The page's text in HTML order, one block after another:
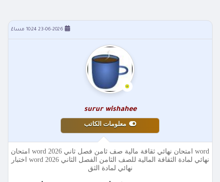
23-06-2026 10:24 مساءً
surur wishahee
معلومات الكاتب
word امتحان نهائي ثقافة مالية صف ثامن فصل ثاني 2026 word امتحان
نهائي لمادة الثقافة المالية للصف الثامن الفصل الثاني 2026 word اختبار
نهائي لمادة الثق